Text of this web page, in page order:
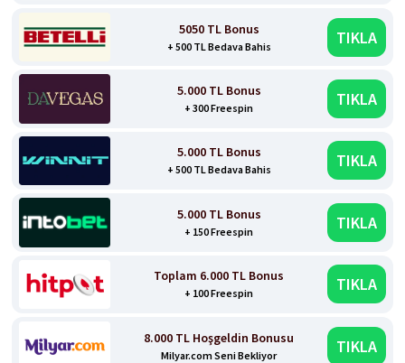
5050 TL Bonus
+ 500 TL Bedava Bahis TIKLA
5.000 TL Bonus
+ 300 Freespin TIKLA
5.000 TL Bonus
+ 500 TL Bedava Bahis TIKLA
5.000 TL Bonus
+ 150 Freespin TIKLA
Toplam 6.000 TL Bonus
+ 100 Freespin TIKLA
8.000 TL Hoşgeldin Bonusu
Milyar.com Seni Bekliyor TIKLA